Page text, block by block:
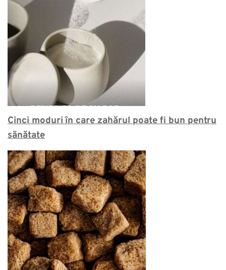
Cinci moduri în care zahărul poate fi bun pentru
sănătate